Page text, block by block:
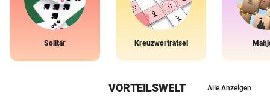
Solitär Kreuzworträtsel
VORTEILSWELT Alle Anzeigen